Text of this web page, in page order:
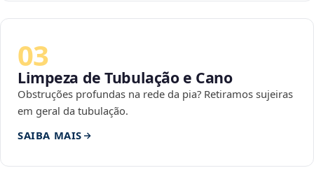
03
Limpeza de Tubulação e Cano
Obstruções profundas na rede da pia? Retiramos sujeiras
em geral da tubulação.
SAIBA MAIS